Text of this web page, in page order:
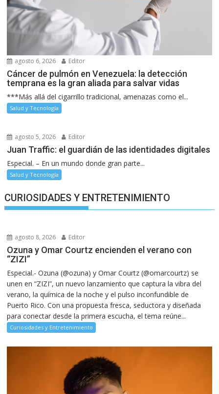
agosto 6, 2026 Editor
Cáncer de pulmón en Venezuela: la detección
temprana es la gran aliada para salvar vidas
***Más allá del cigarrillo tradicional, amenazas como el...
Salud y Tecnología
agosto 5, 2026 Editor
Juan Traffic: el guardián de las identidades digitales
Especial. – En un mundo donde gran parte...
Salud y Tecnología
CURIOSIDADES Y ENTRETENIMIENTO
agosto 8, 2026 Editor
Ozuna y Omar Courtz encienden el verano con
“ZIZI”
Especial.- Ozuna (@ozuna) y Omar Courtz (@omarcourtz) se
unen en “ZIZI”, un nuevo lanzamiento que captura la vibra del
verano, la química de la noche y el pulso inconfundible de
Puerto Rico. Con una propuesta fresca, seductora y diseñada
para conectar desde la primera escucha, el tema reúne...
Curiosidades y Entretenimiento